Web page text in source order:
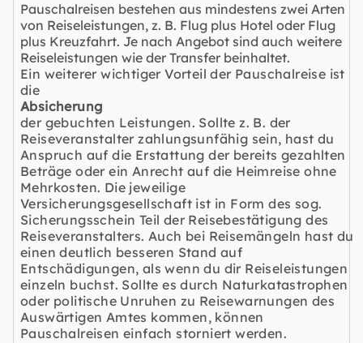
Pauschalreisen bestehen aus mindestens zwei Arten
von Reiseleistungen, z. B. Flug plus Hotel oder Flug
plus Kreuzfahrt. Je nach Angebot sind auch weitere
Reiseleistungen wie der Transfer beinhaltet.
Ein weiterer wichtiger Vorteil der Pauschalreise ist
die
Absicherung
der gebuchten Leistungen. Sollte z. B. der
Reiseveranstalter zahlungsunfähig sein, hast du
Anspruch auf die Erstattung der bereits gezahlten
Beträge oder ein Anrecht auf die Heimreise ohne
Mehrkosten. Die jeweilige
Versicherungsgesellschaft ist in Form des sog.
Sicherungsschein Teil der Reisebestätigung des
Reiseveranstalters. Auch bei Reisemängeln hast du
einen deutlich besseren Stand auf
Entschädigungen, als wenn du dir Reiseleistungen
einzeln buchst. Sollte es durch Naturkatastrophen
oder politische Unruhen zu Reisewarnungen des
Auswärtigen Amtes kommen, können
Pauschalreisen einfach storniert werden.